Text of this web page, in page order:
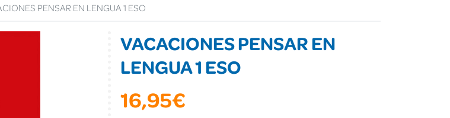
PENSAR EN LENGUA 1 ESO
VACACIONES PENSAR EN
LENGUA 1 ESO
16,95€